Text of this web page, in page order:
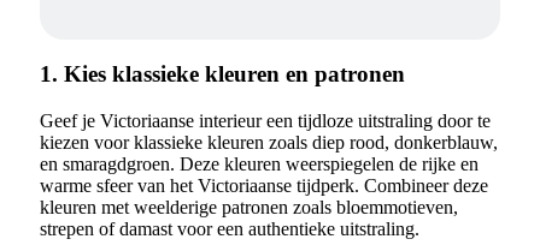
1. Kies klassieke kleuren en patronen
Geef je Victoriaanse interieur een tijdloze uitstraling door te
kiezen voor klassieke kleuren zoals diep rood, donkerblauw,
en smaragdgroen. Deze kleuren weerspiegelen de rijke en
warme sfeer van het Victoriaanse tijdperk. Combineer deze
kleuren met weelderige patronen zoals bloemmotieven,
strepen of damast voor een authentieke uitstraling.